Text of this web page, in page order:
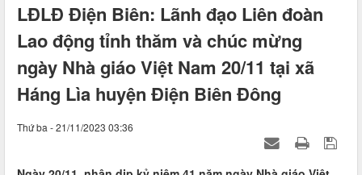
LĐLĐ Điện Biên: Lãnh đạo Liên đoàn
Lao động tỉnh thăm và chúc mừng
ngày Nhà giáo Việt Nam 20/11 tại xã
Háng Lìa huyện Điện Biên Đông
Thứ ba - 21/11/2023 03:36